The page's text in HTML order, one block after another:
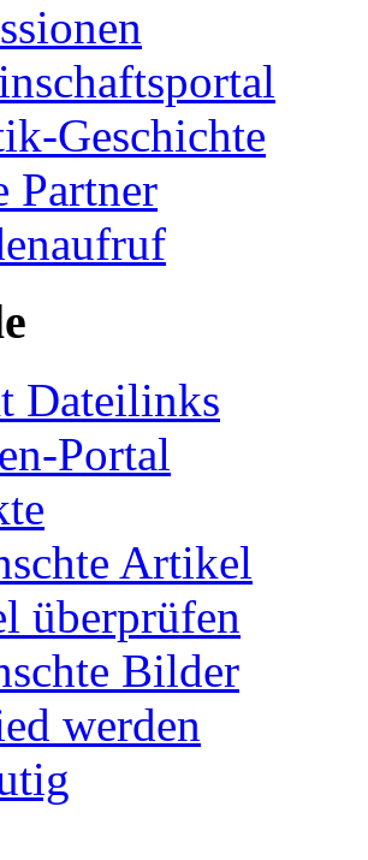
Geschichte
Partner
Dateilinks
Portal
Artikel
überprüfen
Bilder
werden